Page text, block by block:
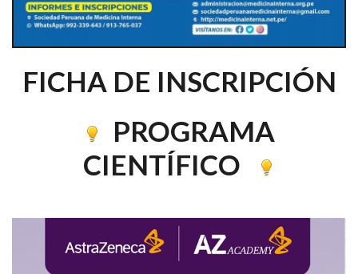
FICHA DE INSCRIPCIÓN
PROGRAMA
CIENTÍFICO